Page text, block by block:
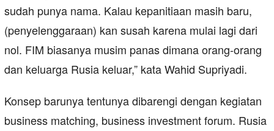
sudah punya nama. Kalau kepanitiaan masih baru,
(penyelenggaraan) kan susah karena mulai lagi dari
nol. FIM biasanya musim panas dimana orang-orang
dan keluarga Rusia keluar,” kata Wahid Supriyadi.
Konsep barunya tentunya dibarengi dengan kegiatan
business matching, business investment forum. Rusia